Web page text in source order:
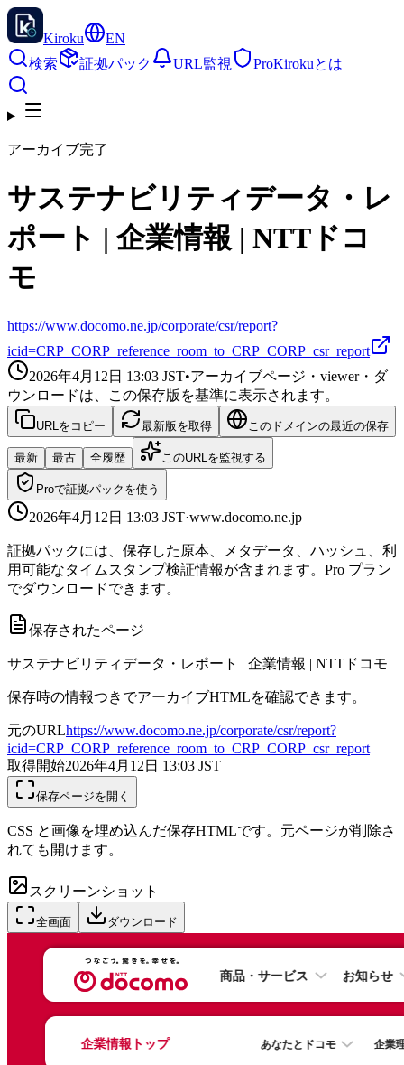
Kiroku
EN
検索
証拠パック URL監視 ProKirokuとは
アーカイブ完了
サステナビリティデータ・レ
ポート | 企業情報 | NTTドコ
モ
https://www.docomo.ne.jp/corporate/csr/report?
icid=CRP_CORP_reference_room_to_CRP_CORP_csr_report
2026年4月12日 13:03 JST•アーカイブページ・viewer・ダ
ウンロードは、この保存版を基準に表示されます。
URLをコピー 最新版を取得 このドメインの最近の保存
最新 最古 全履歴 このURLを監視する
Proで証拠パックを使う
2026年4月12日 13:03 JST·www.docomo.ne.jp
証拠パックには、保存した原本、メタデータ、ハッシュ、利
用可能なタイムスタンプ検証情報が含まれます。Pro プラン
でダウンロードできます。
保存されたページ
サステナビリティデータ・レポート | 企業情報 | NTTドコモ
保存時の情報つきでアーカイブHTMLを確認できます。
元のURLhttps://www.docomo.ne.jp/corporate/csr/report?
icid=CRP_CORP_reference_room_to_CRP_CORP_csr_report
取得開始2026年4月12日 13:03 JST
保存ページを開く
CSS と画像を埋め込んだ保存HTMLです。元ページが削除さ
れても開けます。
スクリーンショット
全画面 ダウンロード